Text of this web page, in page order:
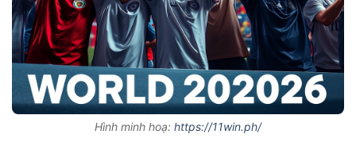
Hình minh hoạ: https://11win.ph/